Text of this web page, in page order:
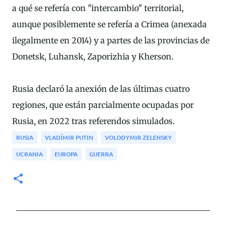
a qué se refería con "intercambio" territorial,
aunque posiblemente se refería a Crimea (anexada
ilegalmente en 2014) y a partes de las provincias de
Donetsk, Luhansk, Zaporizhia y Kherson.
Rusia declaró la anexión de las últimas cuatro
regiones, que están parcialmente ocupadas por
Rusia, en 2022 tras referendos simulados.
RUSIA VLADÍMIR PUTIN
VOLODYMIR ZELENSKY
UCRANIA
EUROPA GUERRA